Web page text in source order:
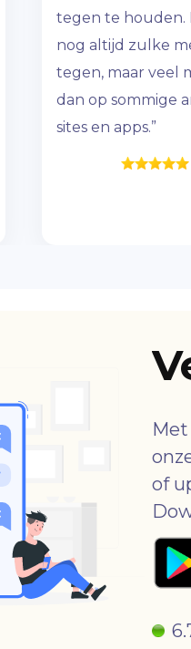
tegen te houden.
nog altijd zulke
tegen, maar veel
dan op sommige
sites en apps.”
of